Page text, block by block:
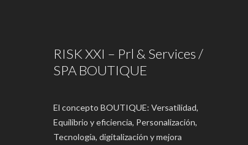
RISK XXI – Prl & Services /
SPA BOUTIQUE
El concepto BOUTIQUE: Versatilidad,
Equilibrio y eficiencia, Personalización,
Tecnología, digitalización y mejora